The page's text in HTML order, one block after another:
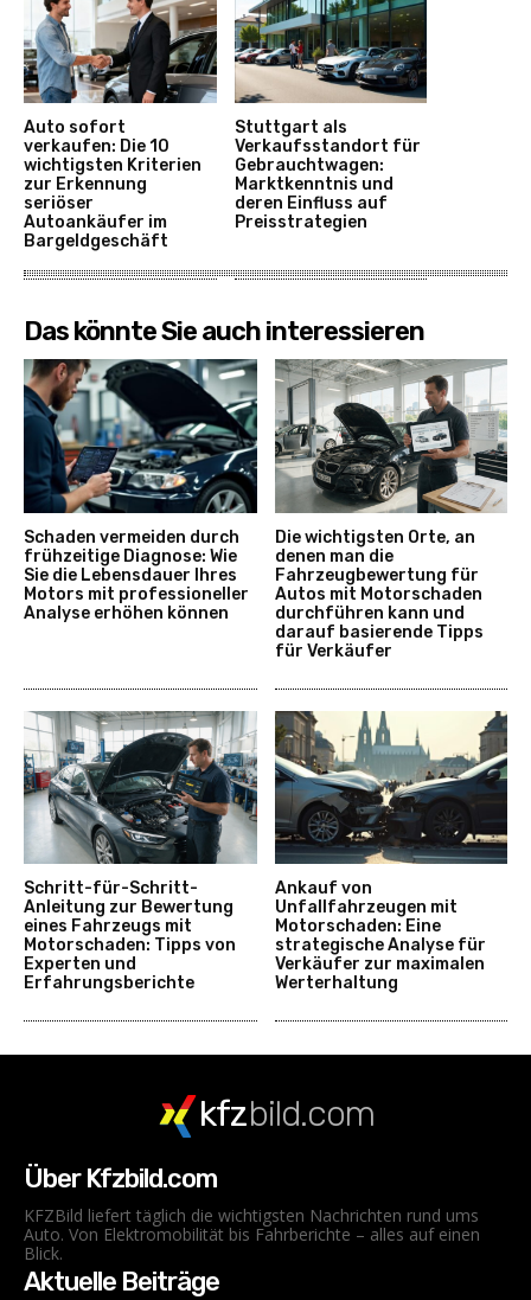
Auto sofort
verkaufen: Die 10
wichtigsten Kriterien
zur Erkennung
seriöser
Autoankäufer im
Bargeldgeschäft
Stuttgart als
Verkaufsstandort für
Gebrauchtwagen:
Marktkenntnis und
deren Einfluss auf
Preisstrategien
Das könnte Sie auch interessieren
Schaden vermeiden durch
frühzeitige Diagnose: Wie
Sie die Lebensdauer Ihres
Motors mit professioneller
Analyse erhöhen können
Die wichtigsten Orte, an
denen man die
Fahrzeugbewertung für
Autos mit Motorschaden
durchführen kann und
darauf basierende Tipps
für Verkäufer
Schritt-für-Schritt-
Anleitung zur Bewertung
eines Fahrzeugs mit
Motorschaden: Tipps von
Experten und
Erfahrungsberichte
Ankauf von
Unfallfahrzeugen mit
Motorschaden: Eine
strategische Analyse für
Verkäufer zur maximalen
Werterhaltung
kfzbild.com
Über Kfzbild.com
KFZBild liefert täglich die wichtigsten Nachrichten rund ums
Auto. Von Elektromobilität bis Fahrberichte – alles auf einen
Blick.
Aktuelle Beiträge